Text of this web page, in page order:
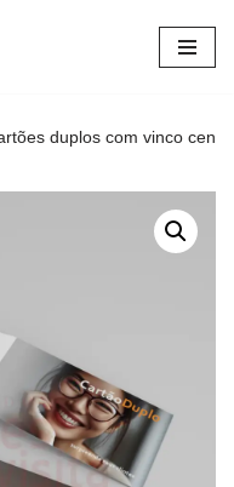
duplos com vinco